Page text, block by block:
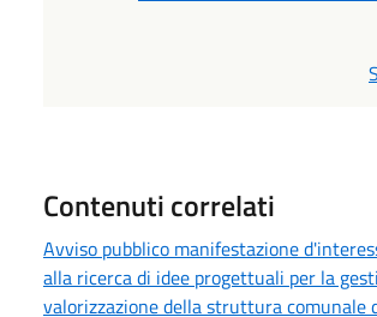
Contenuti correlati
Avviso pubblico manifestazione
alla ricerca di idee progettuali per la
valorizzazione della struttura comunale